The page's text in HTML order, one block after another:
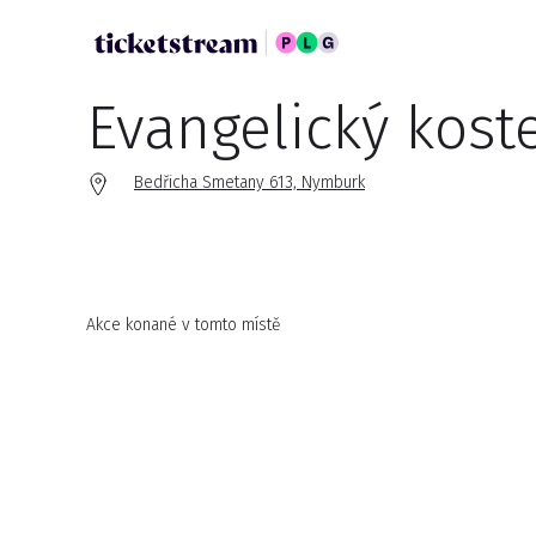
Evangelický
Bedřicha Smetany 613, Nymburk
Akce konané v tomto místě